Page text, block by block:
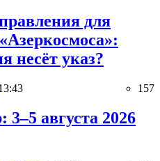
для
несёт указ?
157
3–5 августа 2026